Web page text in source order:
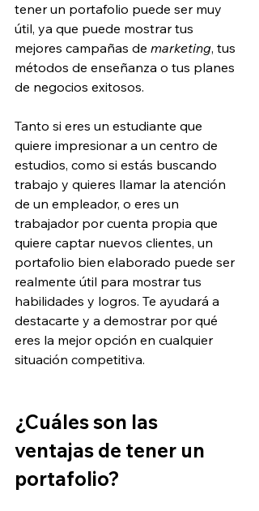
tener un portafolio puede ser muy
útil, ya que puede mostrar tus
mejores campañas de marketing, tus
métodos de enseñanza o tus planes
de negocios exitosos.
Tanto si eres un estudiante que
quiere impresionar a un centro de
estudios, como si estás buscando
trabajo y quieres llamar la atención
de un empleador, o eres un
trabajador por cuenta propia que
quiere captar nuevos clientes, un
portafolio bien elaborado puede ser
realmente útil para mostrar tus
habilidades y logros. Te ayudará a
destacarte y a demostrar por qué
eres la mejor opción en cualquier
situación competitiva.
¿Cuáles son las
ventajas de tener un
portafolio?